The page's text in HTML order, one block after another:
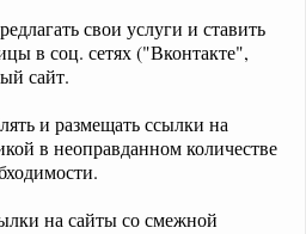
свои услуги и ставить
в соц. сетях ("Вконтакте",
сайт.
и размещать ссылки на
в неоправданном количестве
на сайты со смежной